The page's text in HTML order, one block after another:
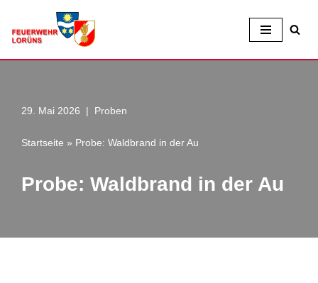
Zum
29. Mai 2026 Proben
Startseite » Probe: Waldbrand in der Au
Probe: Waldbrand in der Au